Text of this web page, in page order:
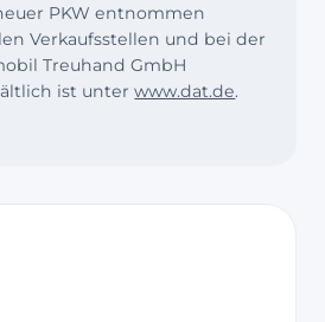
PKW entnommen
Verkaufsstellen und bei der
Treuhand GmbH
ist unterwww.dat.de.